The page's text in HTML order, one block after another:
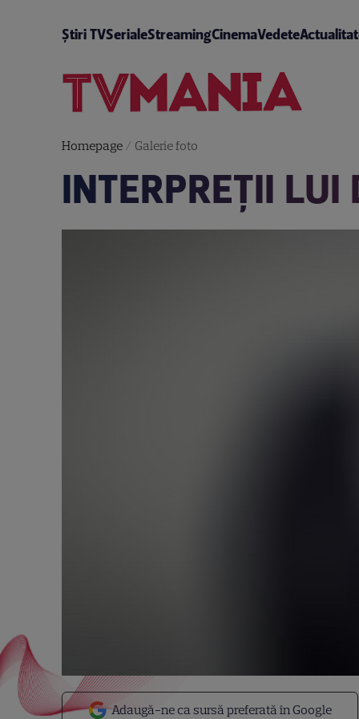
Știri TVSerialeStreamingCinemaVedete
Homepage/ Galerie foto
INTERPREŢII LUI
Adaugă-ne ca sursă preferată în Google